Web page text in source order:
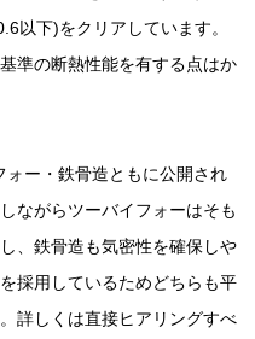
以下)をクリアしています。
準の断熱性能を有する点はか
ー・鉄骨造ともに公開され
ながらツーバイフォーはそも
、鉄骨造も気密性を確保しや
採用しているためどちらも平
詳しくは直接ヒアリングすべ